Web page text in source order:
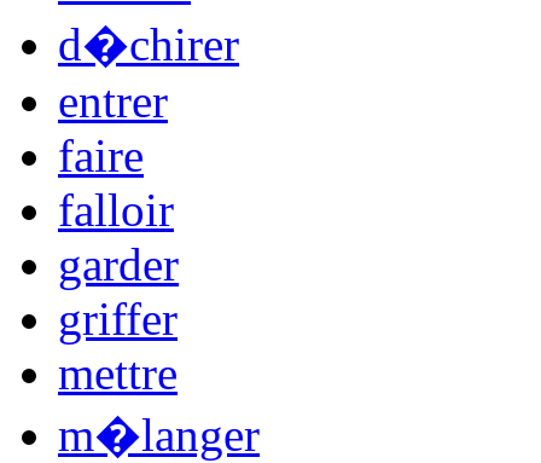
d�chirer
entrer
faire
falloir
garder
griffer
mettre
m�langer